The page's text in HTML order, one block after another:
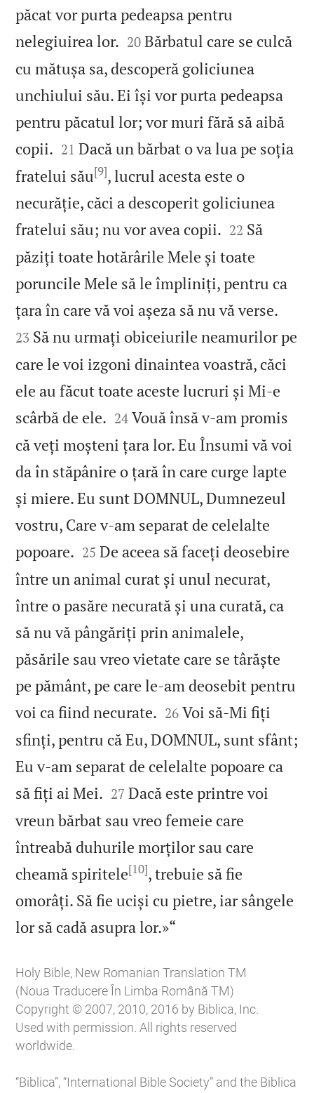
păcat vor purta pedeapsa pentru
nelegiuirea lor. 

20 Bărbatul care se culcă
cu mătușa sa, descoperă goliciunea
unchiului său. Ei își vor purta pedeapsa
pentru păcatul lor; vor muri fără să aibă
copii. 

21 Dacă un bărbat o va lua pe soția
fratelui său[9], lucrul acesta este o
necurăție, căci a descoperit goliciunea
fratelui său; nu vor avea copii. 

22 Să
păziți toate hotărârile Mele și toate
poruncile Mele să le împliniți, pentru ca
țara în care vă voi așeza să nu vă verse.
23 Să nu urmați obiceiurile neamurilor pe
care le voi izgoni dinaintea voastră, căci
ele au făcut toate aceste lucruri și Mi‑e
scârbă de ele. 

24 Vouă însă v‑am promis
că veți moșteni țara lor. Eu Însumi vă voi
da în stăpânire o țară în care curge lapte
și miere. Eu sunt DOMNUL, Dumnezeul
vostru, Care v‑am separat de celelalte
popoare. 

25 De aceea să faceți deosebire
între un animal curat și unul necurat,
între o pasăre necurată și una curată, ca
să nu vă pângăriți prin animalele,
păsările sau vreo vietate care se târăște
pe pământ, pe care le‑am deosebit pentru
voi ca fiind necurate. 

26 Voi să‑Mi fiți
sfinți, pentru că Eu, DOMNUL, sunt sfânt;
Eu v‑am separat de celelalte popoare ca
să fiți ai Mei. 

27 Dacă este printre voi
vreun bărbat sau vreo femeie care
întreabă duhurile morților sau care
cheamă spiritele[10], trebuie să fie
omorâți. Să fie uciși cu pietre, iar sângele
lor să cadă asupra lor.»“
Holy Bible, New Romanian Translation TM
(Noua Traducere În Limba Română TM)
Copyright © 2007, 2010, 2016 by Biblica, Inc.
Used with permission. All rights reserved
worldwide.
“Biblica”, “International Bible Society” and the Biblica